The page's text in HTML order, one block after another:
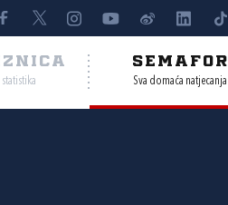
SEMAFOR
Sva domaća natjecanja